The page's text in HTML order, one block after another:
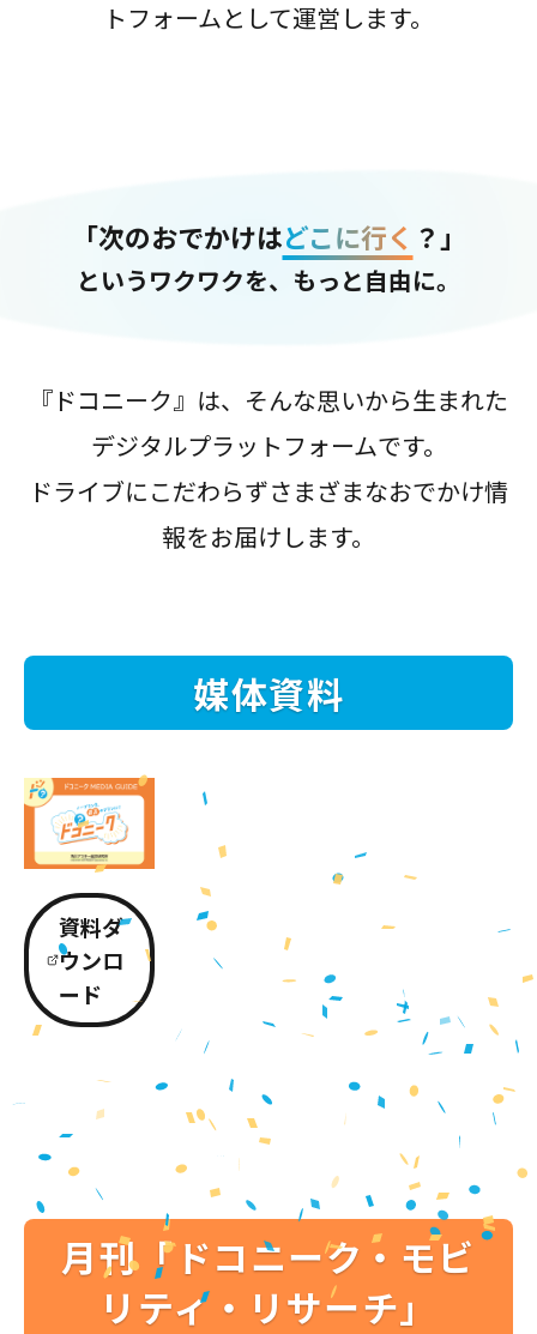
トフォームとして運営します。
「次のおでかけはどこに行く ？」
というワクワクを、もっと自由に。
『ドコニーク』は、そんな思いから生まれた
デジタルプラットフォームです。
ドライブにこだわらずさまざまなおでかけ情
報をお届けします。
媒体資料
資料ダ
ウンロ
ード
月刊「ドコニーク・モビ
リティ・リサーチ」